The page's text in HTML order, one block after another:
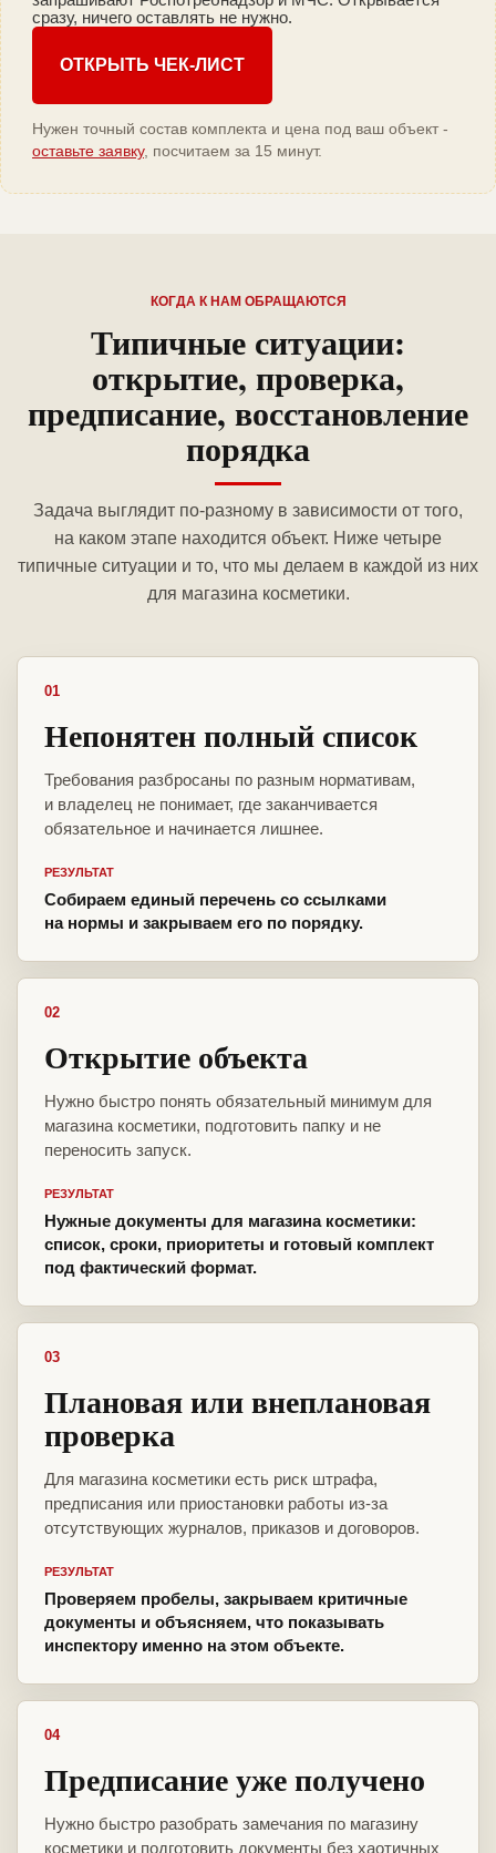
сразу, ничего оставлять не нужно.
ОТКРЫТЬ ЧЕК-ЛИСТ
Нужен точный состав комплекта и цена под ваш объект -
оставьте заявку, посчитаем за 15 минут.
КОГДА К НАМ ОБРАЩАЮТСЯ
Типичные ситуации:
открытие, проверка,
предписание, восстановление
порядка
Задача выглядит по-разному в зависимости от того,
на каком этапе находится объект. Ниже четыре
типичные ситуации и то, что мы делаем в каждой из них
для магазина косметики.
01
Непонятен полный список
Требования разбросаны по разным нормативам,
и владелец не понимает, где заканчивается
обязательное и начинается лишнее.
РЕЗУЛЬТАТ
Собираем единый перечень со ссылками
на нормы и закрываем его по порядку.
02
Открытие объекта
Нужно быстро понять обязательный минимум для
магазина косметики, подготовить папку и не
переносить запуск.
РЕЗУЛЬТАТ
Нужные документы для магазина косметики:
список, сроки, приоритеты и готовый комплект
под фактический формат.
03
Плановая или внеплановая
проверка
Для магазина косметики есть риск штрафа,
предписания или приостановки работы из-за
отсутствующих журналов, приказов и договоров.
РЕЗУЛЬТАТ
Проверяем пробелы, закрываем критичные
документы и объясняем, что показывать
инспектору именно на этом объекте.
04
Предписание уже получено
Нужно быстро разобрать замечания по магазину
косметики и подготовить документы без хаотичных